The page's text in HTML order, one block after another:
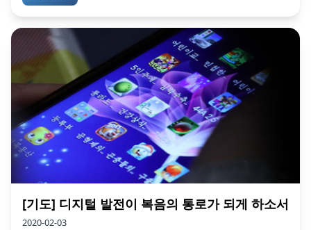
[기도] 디지털 발전이 복음의 통로가 되게 하소서
2020-02-03